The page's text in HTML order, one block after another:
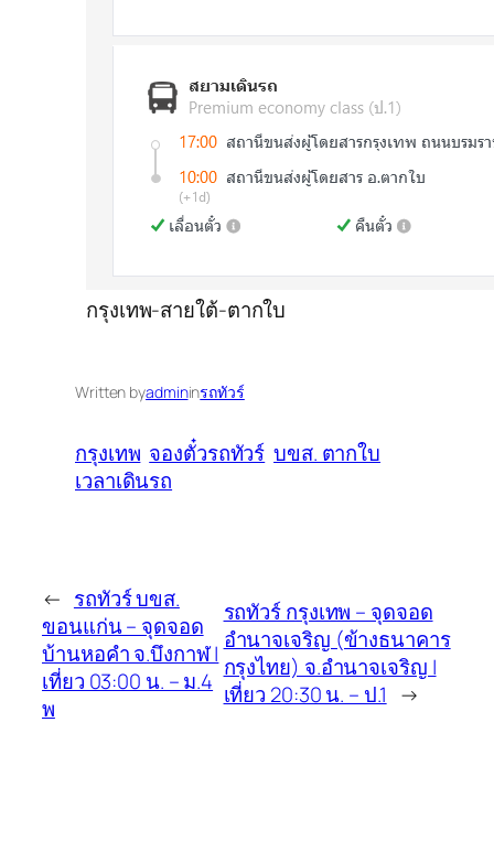
กรุงเทพ-สายใต้-ตากใบ
Written byadmininรถทัวร์
กรุงเทพ จองตั๋วรถทัวร์ บขส. ตากใบ
เวลาเดินรถ
← รถทัวร์ บขส.
ขอนแก่น – จุดจอด
บ้านหอคำ จ.บึงกาฬ |
เที่ยว 03:00 น. – ม.4
พ
รถทัวร์ กรุงเทพ – จุดจอด
อำนาจเจริญ (ข้างธนาคาร
กรุงไทย) จ.อำนาจเจริญ |
เที่ยว 20:30 น. – ป.1 →